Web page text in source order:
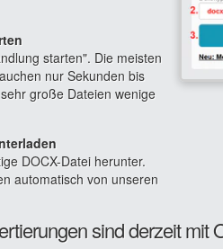
starten". Die meisten
nur Sekunden bis
große Dateien wenige
DOCX-Datei herunter.
automatisch von unseren
sind derzeit mit